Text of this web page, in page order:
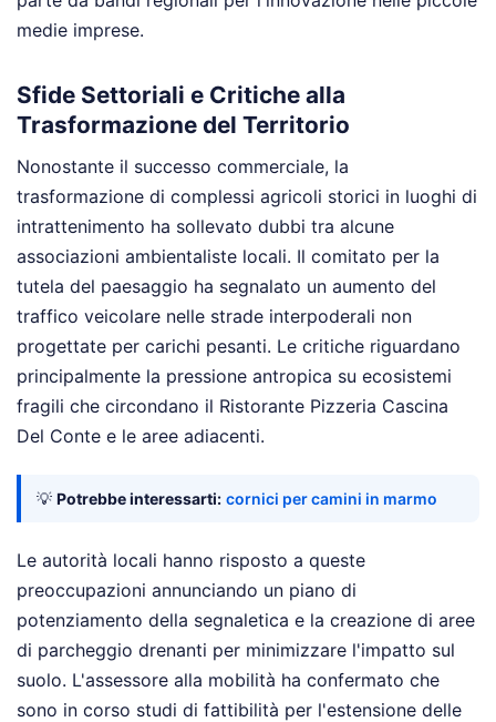
medie imprese.
Sfide Settoriali e Critiche alla
Trasformazione del Territorio
Nonostante il successo commerciale, la
trasformazione di complessi agricoli storici in luoghi di
intrattenimento ha sollevato dubbi tra alcune
associazioni ambientaliste locali. Il comitato per la
tutela del paesaggio ha segnalato un aumento del
traffico veicolare nelle strade interpoderali non
progettate per carichi pesanti. Le critiche riguardano
principalmente la pressione antropica su ecosistemi
fragili che circondano il Ristorante Pizzeria Cascina
Del Conte e le aree adiacenti.
💡 Potrebbe interessarti: cornici per camini in marmo
Le autorità locali hanno risposto a queste
preoccupazioni annunciando un piano di
potenziamento della segnaletica e la creazione di aree
di parcheggio drenanti per minimizzare l'impatto sul
suolo. L'assessore alla mobilità ha confermato che
sono in corso studi di fattibilità per l'estensione delle